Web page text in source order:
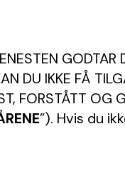
DU IKKE FÅ
FORSTÅTT
”). Hvis du